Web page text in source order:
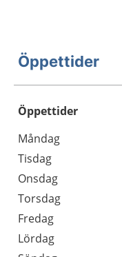
Öppettider
Öppettider
Dag
Öppettider
Kommentarer
Måndag
Tisdag
Onsdag
Torsdag
Fredag
Lördag